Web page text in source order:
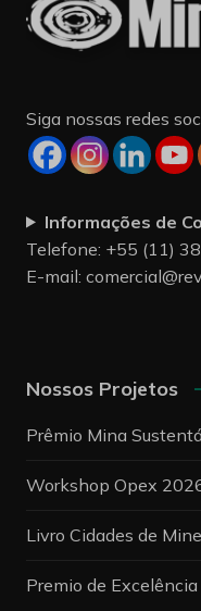
Siga nossas redes
Informações de
Telefone: +55 (11)
E-mail:
Nossos Projetos
Prêmio Mina
Workshop Opex
Livro Cidades de
Premio de Excelência